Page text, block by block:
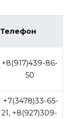
Телефон
+8(917)439-86-
50
+7(3478)33-65-
21, +8(927)309-